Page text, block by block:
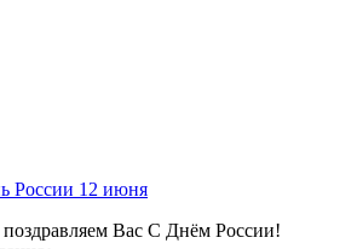
России 12 июня
Вас С Днём России!